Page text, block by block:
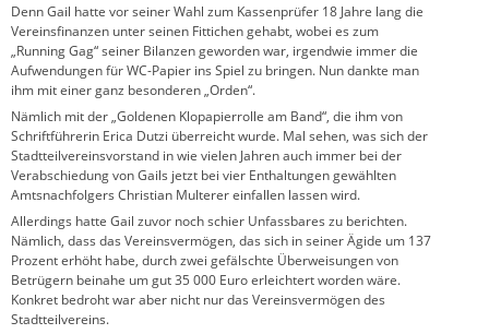
Denn Gail hatte vor seiner Wahl zum Kassenprüfer 18 Jahre lang die
Vereinsfinanzen unter seinen Fittichen gehabt, wobei es zum
„Running Gag“ seiner Bilanzen geworden war, irgendwie immer die
Aufwendungen für WC-Papier ins Spiel zu bringen. Nun dankte man
ihm mit einer ganz besonderen „Orden“.
Nämlich mit der „Goldenen Klopapierrolle am Band“, die ihm von
Schriftführerin Erica Dutzi überreicht wurde. Mal sehen, was sich der
Stadtteilvereinsvorstand in wie vielen Jahren auch immer bei der
Verabschiedung von Gails jetzt bei vier Enthaltungen gewählten
Amtsnachfolgers Christian Multerer einfallen lassen wird.
Allerdings hatte Gail zuvor noch schier Unfassbares zu berichten.
Nämlich, dass das Vereinsvermögen, das sich in seiner Ägide um 137
Prozent erhöht habe, durch zwei gefälschte Überweisungen von
Betrügern beinahe um gut 35 000 Euro erleichtert worden wäre.
Konkret bedroht war aber nicht nur das Vereinsvermögen des
Stadtteilvereins.